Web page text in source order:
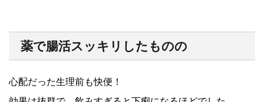
薬で腸活スッキリしたものの
心配だった生理前も快便！